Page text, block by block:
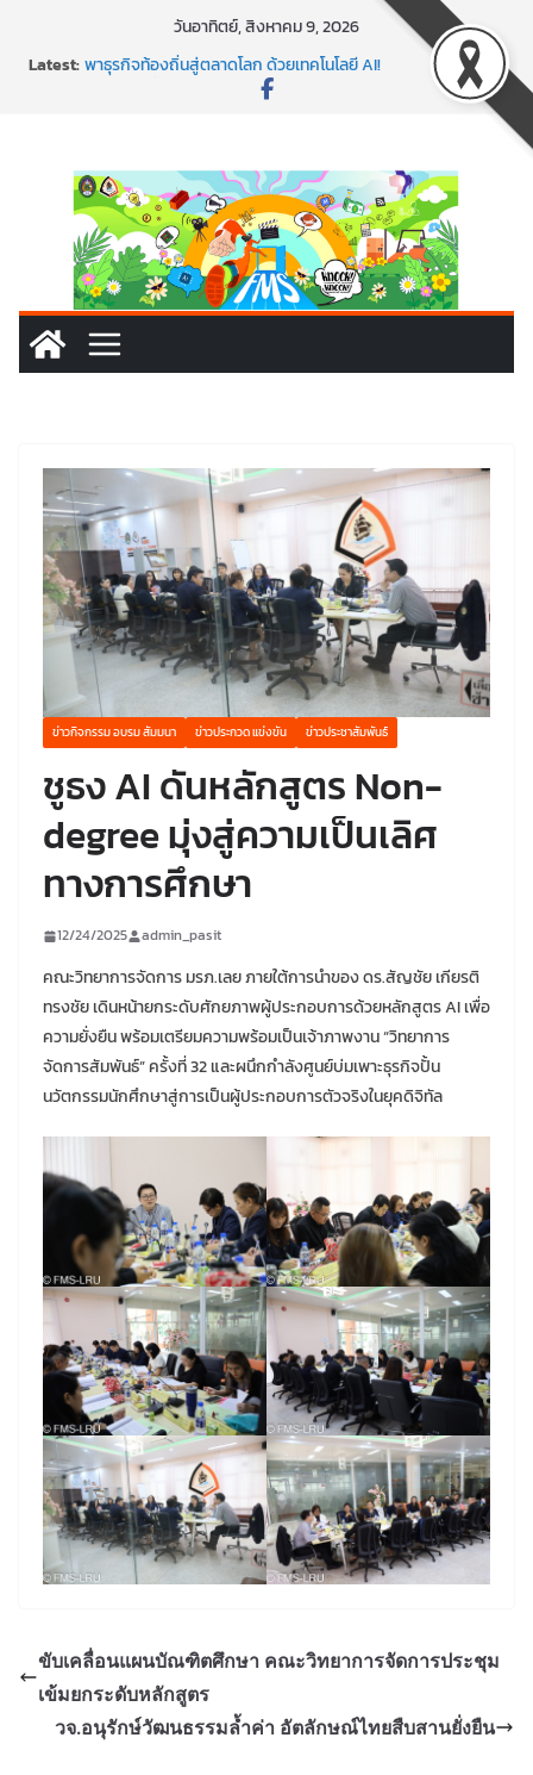
วันอาทิตย์, สิงหาคม 9, 2026
Latest:พาธุรกิจท้องถิ่นสู่ตลาดโลก ด้วยเทคโนโลยี AI!
SMEs ยุคนี้ ถ้าไม่ใช้ AI ถือว่าพลาดมาก!
พร้อมลุยแล้ว! ปักหมุดโรดแมป AI อัปสกิลธุรกิจให้พุ่งทะยาน
ข่าวกิจกรรม อบรม สัมมนา ข่าวประกวด แข่งขัน ข่าวประชาสัมพันธ์
ชูธง AI ดันหลักสูตร Non-
degree มุ่งสู่ความเป็นเลิศ
ทางการศึกษา
12/24/2025 admin_pasit
คณะวิทยาการจัดการ มรภ.เลย ภายใต้การนำของ ดร.สัญชัย เกียรติ
ทรงชัย เดินหน้ายกระดับศักยภาพผู้ประกอบการด้วยหลักสูตร AI เพื่อ
ความยั่งยืน พร้อมเตรียมความพร้อมเป็นเจ้าภาพงาน “วิทยาการ
จัดการสัมพันธ์” ครั้งที่ 32 และผนึกกำลังศูนย์บ่มเพาะธุรกิจปั้น
นวัตกรรมนักศึกษาสู่การเป็นผู้ประกอบการตัวจริงในยุคดิจิทัล
ขับเคลื่อนแผนบัณฑิตศึกษา คณะวิทยาการจัดการประชุม
เข้มยกระดับหลักสูตร
วจ.อนุรักษ์วัฒนธรรมล้ำค่า อัตลักษณ์ไทยสืบสานยั่งยืน